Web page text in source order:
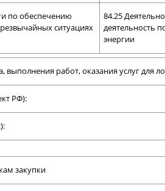
по обеспечению
ситуациях
84.25
деятельность
энергии
выполнения работ, оказания услуг для
РФ):
закупки